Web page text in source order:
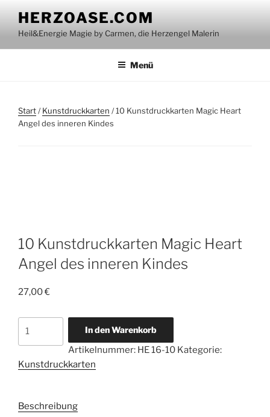
Inhalt
springen
HERZOASE.COM
Heil&Energie Magie by Carmen, die Herzengel Malerin
Menü
Start/Kunstdruckkarten / 10 Kunstdruckkarten Magic Heart
Angel des inneren Kindes
10 Kunstdruckkarten Magic Heart
Angel des inneren Kindes
27,00€
Heart
inneren
In den Warenkorb
Artikelnummer: HE 16-10 Kategorie:
Kunstdruckkarten
Beschreibung